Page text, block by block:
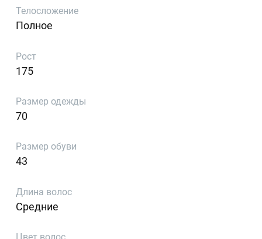
Телосложение
Полное
Рост
175
Размер одежды
70
Размер обуви
43
Длина волос
Средние